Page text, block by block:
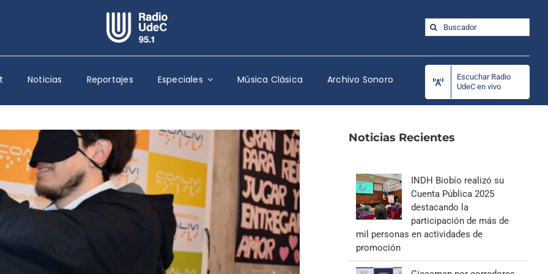
Escuchar Radio UdeC en vivo
Quiénes Somos
Programación
Podcast
Noticias
Reportajes
Especiales
Buscar:
Noticias Reportajes Especiales Música Clásica Archivo Sonoro
Escuchar Radio
UdeC en vivo
Noticias Recientes
INDH Biobío realizó su
Cuenta Pública 2025
destacando la
participación de más de
mil personas en actividades de
promoción